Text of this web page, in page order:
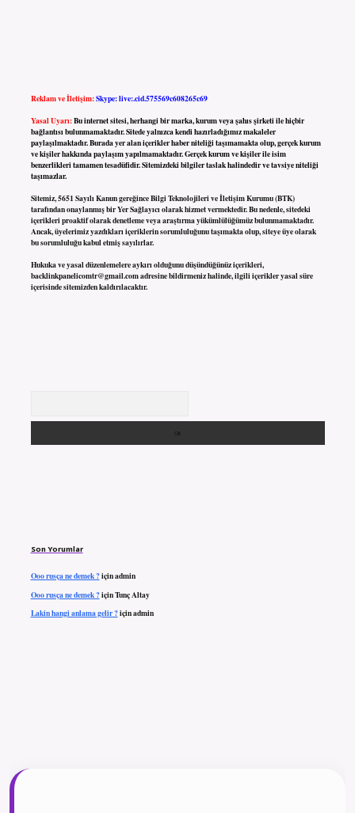
Reklam ve İletişim:Skype: live:.cid.575569c608265c69
Yasal Uyarı:Bu internet sitesi, herhangi bir marka, kurum veya şahıs şirketi ile hiçbir
bağlantısı bulunmamaktadır. Sitede yalnızca kendi hazırladığımız makaleler
paylaşılmaktadır. Burada yer alan içerikler haber niteliği taşımamakta olup, gerçek kurum
ve kişiler hakkında paylaşım yapılmamaktadır. Gerçek kurum ve kişiler ile isim
benzerlikleri tamamen tesadüfidir. Sitemizdeki bilgiler taslak halindedir ve tavsiye niteliği
taşımazlar.
Sitemiz, 5651 Sayılı Kanun gereğince Bilgi Teknolojileri ve İletişim Kurumu (BTK)
tarafından onaylanmış bir Yer Sağlayıcı olarak hizmet vermektedir. Bu nedenle, sitedeki
içerikleri proaktif olarak denetleme veya araştırma yükümlülüğümüz bulunmamaktadır.
Ancak, üyelerimiz yazdıkları içeriklerin sorumluluğunu taşımakta olup, siteye üye olarak
bu sorumluluğu kabul etmiş sayılırlar.
Hukuka ve yasal düzenlemelere aykırı olduğunu düşündüğünüz içerikleri,
backlinkpanelicomtr@gmail.comadresine bildirmeniz halinde, ilgili içerikler yasal süre
içerisinde sitemizden kaldırılacaktır.
Son Yorumlar
Ooo rusça ne demek ?içinadmin
Ooo rusça ne demek ?içinTunç Altay
Lakin hangi anlama gelir ?içinadmin